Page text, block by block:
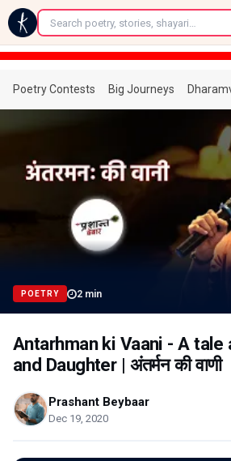
←
Poetry Contests Big Journeys
POETRY 2 min
Antarhman ki Vaani - A tale
and Daughter | अंतर्मन की वाणी
Prashant Beybaar
Dec 19, 2020